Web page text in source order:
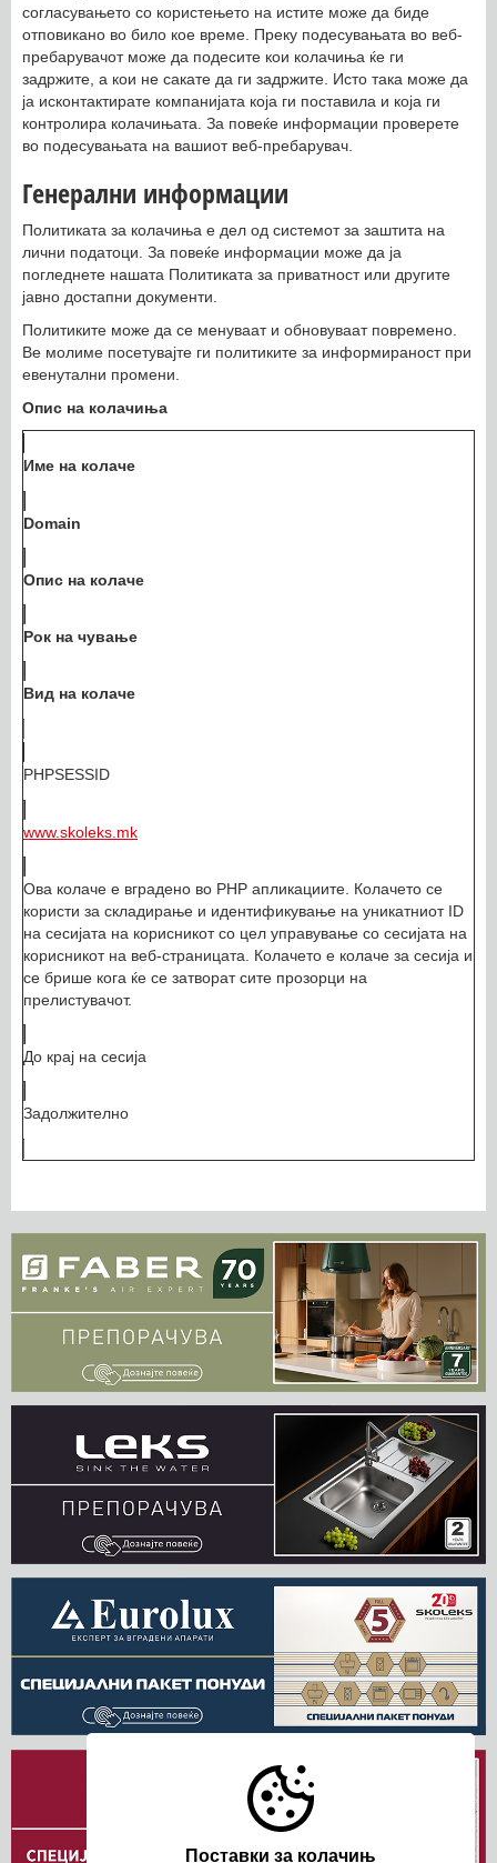
Поставки за колачињ
согласувањето со користењето на истите може да биде
отповикано во било кое време. Преку подесувањата во веб-
пребарувачот може да подесите кои колачиња ќе ги
задржите, а кои не сакате да ги задржите. Исто така може да
ја исконтактирате компанијата која ги поставила и која ги
контролира колачињата. За повеќе информации проверете
во подесувањата на вашиот веб-пребарувач.
Генерални информации
Политиката за колачиња е дел од системот за заштита на
лични податоци. За повеќе информации може да ја
погледнете нашата Политиката за приватност или другите
јавно достапни документи.
Политиките може да се менуваат и обновуваат повремено.
Ве молиме посетувајте ги политиките за информираност при
евенутални промени.
Опис на колачиња
Име на колаче
Domain
Опис на колаче
Рок на чување
Вид на колаче
PHPSESSID
www.skoleks.mk
Ова колаче е вградено во PHP апликациите. Колачето се
користи за складирање и идентификување на уникатниот ID
на сесијата на корисникот со цел управување со сесијата на
корисникот на веб-страницата. Колачето е колаче за сесија и
се брише кога ќе се затворат сите прозорци на
прелистувачот.
До крај на сесија
Задолжително